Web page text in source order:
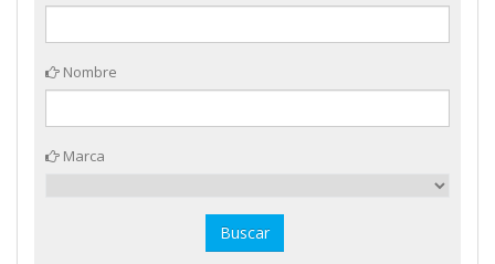
Nombre
Marca